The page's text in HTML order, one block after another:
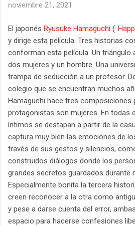
noviembre 21, 2021
El japonés Ryusuke Hamaguchi (
y dirige esta película. Tres historias
conforman esta película. Un
dos mujeres y un hombre. Una
trampa de seducción a un profesor.
colegio que se encuentran muchos
Hamaguchi hace tres composiciones
protagonistas son mujeres. En todas
íntimos se destapan a partir de la
captura muy bien las emociones de
través de sus gestos y silencios,
construidos diálogos donde los
grandes secretos guardados durante
Especialmente bonita la tercera
creen reconocer a la otra como
y pese a darse cuenta del error,
espacio para hacerse confesiones